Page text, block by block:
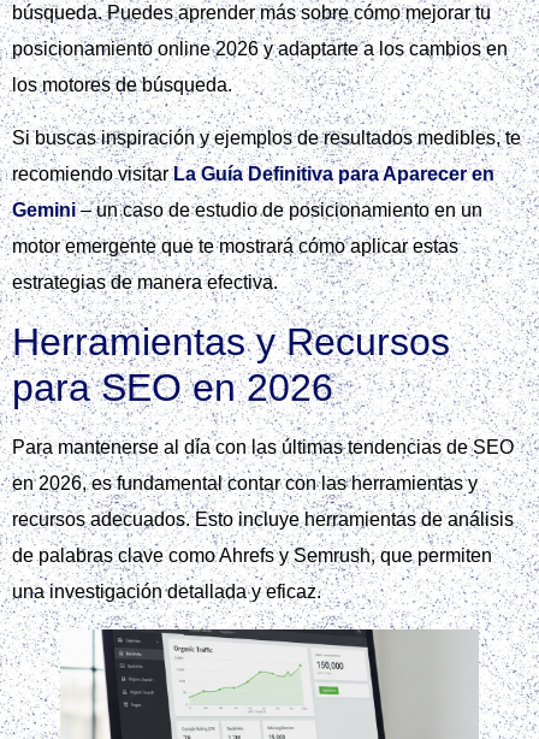
búsqueda. Puedes aprender más sobre cómo mejorar tu
posicionamiento online 2026 y adaptarte a los cambios en
los motores de búsqueda.
Si buscas inspiración y ejemplos de resultados medibles, te
recomiendo visitarLa Guía Definitiva para Aparecer en
Gemini– un caso de estudio de posicionamiento en un
motor emergente que te mostrará cómo aplicar estas
estrategias de manera efectiva.
Herramientas y Recursos
para SEO en 2026
Para mantenerse al día con las últimas tendencias de SEO
en 2026, es fundamental contar con las herramientas y
recursos adecuados. Esto incluye herramientas de análisis
de palabras clave como Ahrefs y Semrush, que permiten
una investigación detallada y eficaz.